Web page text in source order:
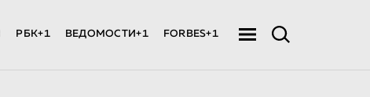
РБК+1 ВЕДОМОСТИ+1 FORBES+1